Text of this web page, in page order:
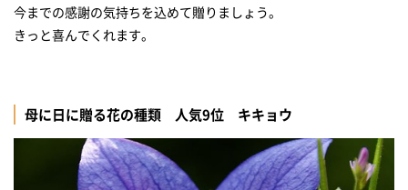
今までの感謝の気持ちを込めて贈りましょう。
きっと喜んでくれます。
母に日に贈る花の種類 人気9位 キキョウ